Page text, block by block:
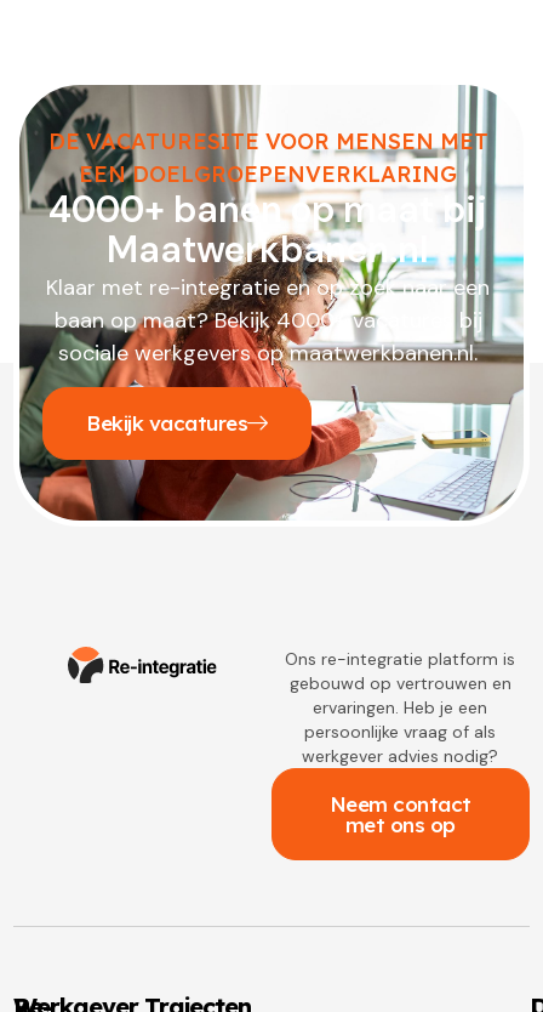
DE VACATURESITE VOOR MENSEN MET
EEN DOELGROEPENVERKLARING
4000+ banen op maat bij
Maatwerkbanen.nl
Klaar met re-integratie en op zoek naar een
baan op maat? Bekijk 4000+ vacatures bij
sociale werkgevers op maatwerkbanen.nl.
Bekijk vacatures
Ons re-integratie platform is
gebouwd op vertrouwen en
ervaringen. Heb je een
persoonlijke vraag of als
werkgever advies nodig?
Neem contact
met ons op